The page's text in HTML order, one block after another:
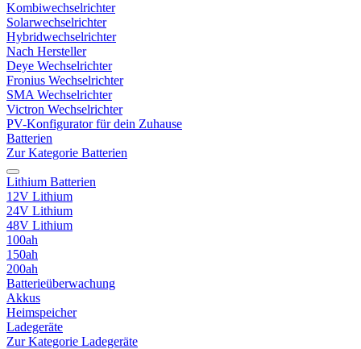
Kombiwechselrichter
Solarwechselrichter
Hybridwechselrichter
Nach Hersteller
Deye Wechselrichter
Fronius Wechselrichter
SMA Wechselrichter
Victron Wechselrichter
PV-Konfigurator für dein Zuhause
Batterien
Zur Kategorie Batterien
Lithium Batterien
12V Lithium
24V Lithium
48V Lithium
100ah
150ah
200ah
Batterieüberwachung
Akkus
Heimspeicher
Ladegeräte
Zur Kategorie Ladegeräte